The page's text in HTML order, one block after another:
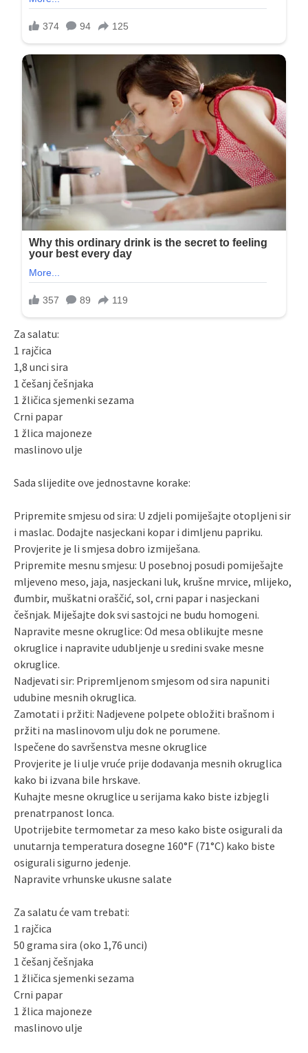
Za salatu:
1 rajčica
1,8 unci sira
1 češanj češnjaka
1 žličica sjemenki sezama
Crni papar
1 žlica majoneze
maslinovo ulje
Sada slijedite ove jednostavne korake:
Pripremite smjesu od sira: U zdjeli pomiješajte otopljeni sir
i maslac. Dodajte nasjeckani kopar i dimljenu papriku.
Provjerite je li smjesa dobro izmiješana.
Pripremite mesnu smjesu: U posebnoj posudi pomiješajte
mljeveno meso, jaja, nasjeckani luk, krušne mrvice, mlijeko,
đumbir, muškatni oraščić, sol, crni papar i nasjeckani
češnjak. Miješajte dok svi sastojci ne budu homogeni.
Napravite mesne okruglice: Od mesa oblikujte mesne
okruglice i napravite udubljenje u sredini svake mesne
okruglice.
Nadjevati sir: Pripremljenom smjesom od sira napuniti
udubine mesnih okruglica.
Zamotati i pržiti: Nadjevene polpete obložiti brašnom i
pržiti na maslinovom ulju dok ne porumene.
Ispečene do savršenstva mesne okruglice
Provjerite je li ulje vruće prije dodavanja mesnih okruglica
kako bi izvana bile hrskave.
Kuhajte mesne okruglice u serijama kako biste izbjegli
prenatrpanost lonca.
Upotrijebite termometar za meso kako biste osigurali da
unutarnja temperatura dosegne 160°F (71°C) kako biste
osigurali sigurno jedenje.
Napravite vrhunske ukusne salate
Za salatu će vam trebati:
1 rajčica
50 grama sira (oko 1,76 unci)
1 češanj češnjaka
1 žličica sjemenki sezama
Crni papar
1 žlica majoneze
maslinovo ulje